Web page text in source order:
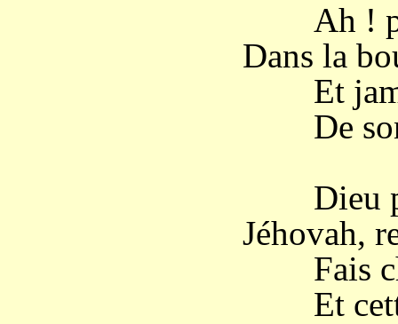
Ah !
Dans la
Et
De son
Dieu
Jéhovah,
Fais
Et